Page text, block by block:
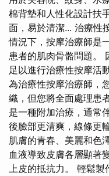
棉背墊和人性化設計扶
面，易於清潔... 治療性
情況下，按摩治療師是
患者的肌肉骨骼問題。
足以進行治療性按摩活
為治療性按摩治療師，
織，但您將全面處理患
是一種附加治療，通常
後臉部更清爽，線條更
肌膚的青春、美麗和色
血液導致皮膚各層顯著
上皮的抵抗力。 輕鬆製